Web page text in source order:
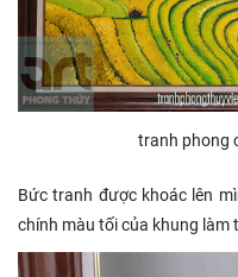
tranh phong
Bức tranh được khoác lên
chính màu tối của khung làm